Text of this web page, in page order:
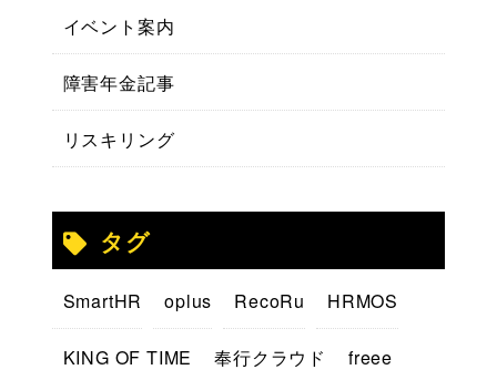
イベント案内
障害年金記事
リスキリング
タグ
SmartHR oplus RecoRu HRMOS
KING OF TIME 奉行クラウド freee